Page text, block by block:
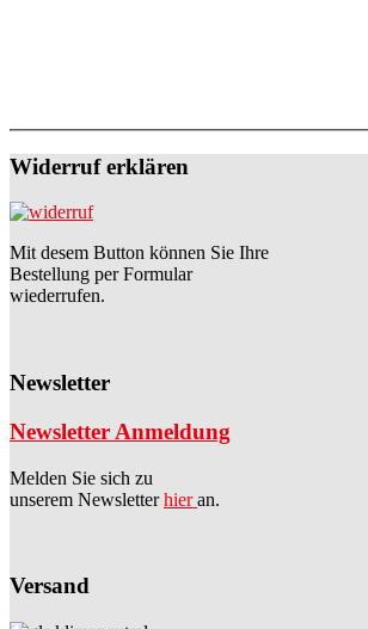
Widerruf erklären
Mit desem Button können Sie Ihre
Bestellung per Formular
wiederrufen.
Newsletter
Newsletter Anmeldung
Melden Sie sich zu
unserem Newsletterhieran.
Versand